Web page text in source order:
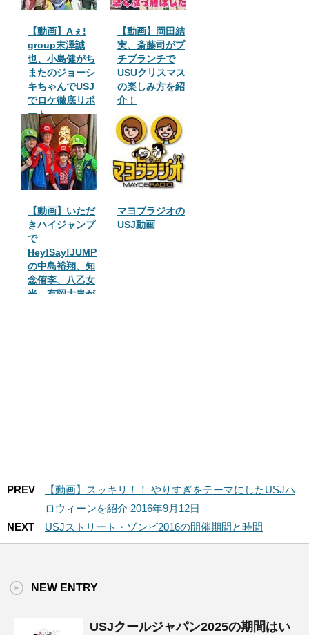
【動画】Aぇ!
group末澤誠
也、小島健がち
またのジョーシ
キちゃんでUSJ
でロケ徹底リポ
ート
【動画】岡田結
実、斎藤司がプ
チブランチで
USUクリスマス
の楽しみ方を紹
介！
【動画】いただ
きハイジャンプ
で
Hey!Say!JUMP
の中島裕翔、知
念侑李、八乙女
光、有岡大貴が
マヨブラジオの
USJ動画
PREV
【動画】スッキリ！！ やりすぎをテーマにしたUSJハ
ロウィーンを紹介 2016年9月12日
NEXT
USJストリート・ゾンビ2016の開催期間と時間
NEW ENTRY
USJクールジャパン2025の期間はい